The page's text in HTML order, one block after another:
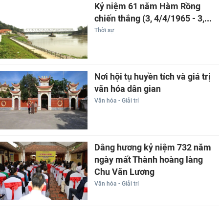
Kỷ niệm 61 năm Hàm Rồng
chiến thắng (3, 4/4/1965 - 3,...
Thời sự
Nơi hội tụ huyền tích và giá trị
văn hóa dân gian
Văn hóa - Giải trí
Dâng hương kỷ niệm 732 năm
ngày mất Thành hoàng làng
Chu Văn Lương
Văn hóa - Giải trí